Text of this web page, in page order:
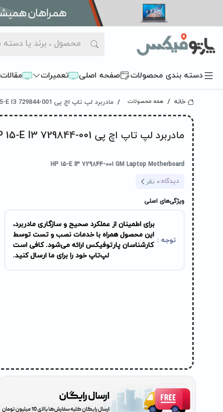
دسته بندی محصولات صفحه اصلی تعمیرات مقالات
خانه همه محصولات مادربرد لپ تاپ اچ پی HP 15-E I3 729844-001 بدون گرافیک
مادربرد لپ تاپ اچ پی HP 15-E I3 729844-001 بدون گرافیک
HP 15-E I3 729844-001 GM Laptop Motherboard
دیدگاه:0 نظر
ویژگی‌های اصلی
توجه :
برای اطمینان از عملکرد صحیح و سازگاری مادربرد،
این محصول همراه با خدمات نصب و تست توسط
کارشناسان پارتوفیکس ارائه می‌شود. کافی است
لپ‌تاپ خود را برای ما ارسال کنید.